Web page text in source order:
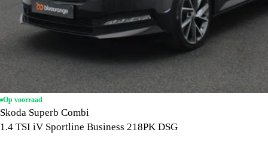
Op voorraad
Skoda Superb Combi
1.4 TSI iV Sportline Business 218PK DSG